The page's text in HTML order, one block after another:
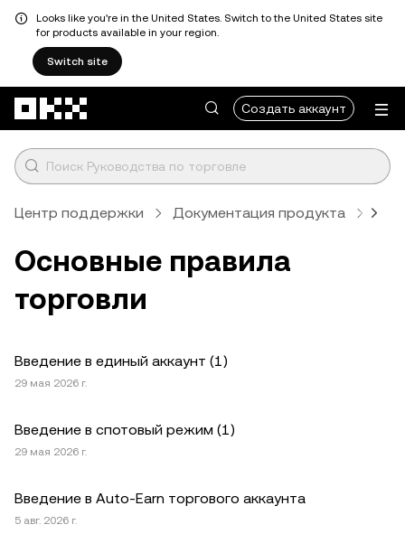
Looks like you're in the United States. Switch to the United States site
for products available in your region.
Switch site
Создать аккаунт
Центр поддержки Документация продукта
Основные правила
торговли
Введение в единый аккаунт (1)
29 мая 2026 г.
Введение в спотовый режим (1)
29 мая 2026 г.
Введение в Auto-Earn торгового аккаунта
5 авг. 2026 г.